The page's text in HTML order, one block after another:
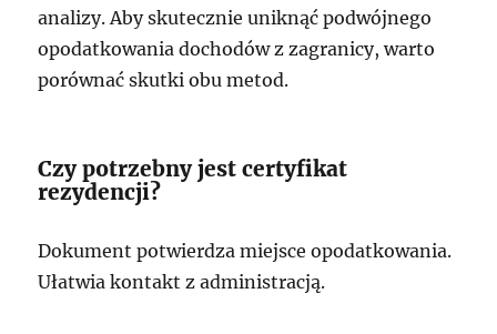
analizy. Aby skutecznie uniknąć podwójnego
opodatkowania dochodów z zagranicy, warto
porównać skutki obu metod.
Czy potrzebny jest certyfikat
rezydencji?
Dokument potwierdza miejsce opodatkowania.
Ułatwia kontakt z administracją.